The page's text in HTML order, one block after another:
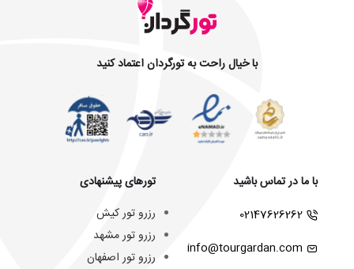
با خیال راحت به تورگردان اعتماد کنید
با ما در تماس باشید
02147626262
info@tourgardan.com
تورهای پیشنهادی
رزرو تور کیش
رزرو تور مشهد
رزرو تور اصفهان